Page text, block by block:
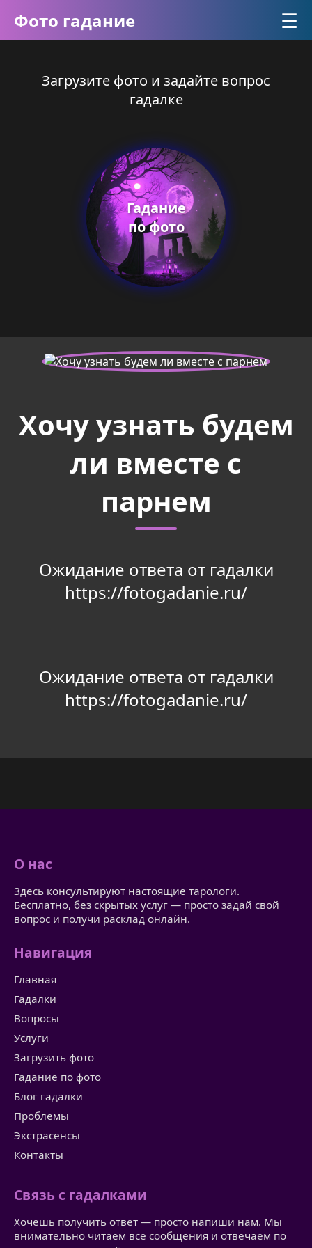
Фото гадание ☰
Загрузите фото и задайте вопрос
гадалке
Гадание
по фото
Хочу узнать будем
ли вместе с
парнем
Ожидание ответа от гадалки
https://fotogadanie.ru/
Ожидание ответа от гадалки
https://fotogadanie.ru/
О нас
Здесь консультируют настоящие тарологи.
Бесплатно, без скрытых услуг — просто задай свой
вопрос и получи расклад онлайн.
Навигация
Главная
Гадалки
Вопросы
Услуги
Загрузить фото
Гадание по фото
Блог гадалки
Проблемы
Экстрасенсы
Контакты
Связь с гадалками
Хочешь получить ответ — просто напиши нам. Мы
внимательно читаем все сообщения и отвечаем по